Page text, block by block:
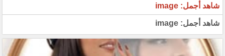
شاهد أجمل: image
شاهد أجمل: image